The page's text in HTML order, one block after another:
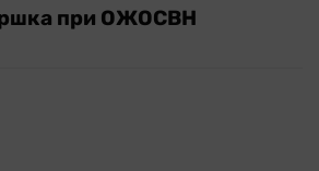
при ОЖОСВН